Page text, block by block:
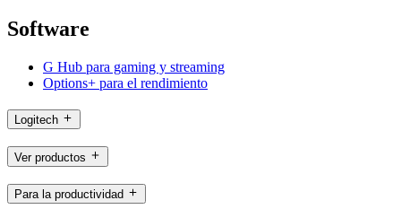
Software
G Hub para gaming y streaming
Options+ para el rendimiento
Logitech
Ver productos
Para la productividad